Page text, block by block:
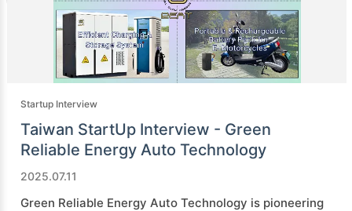
Startup Interview
Taiwan StartUp Interview - Green
Reliable Energy Auto Technology
2025.07.11
Green Reliable Energy Auto Technology is pioneering